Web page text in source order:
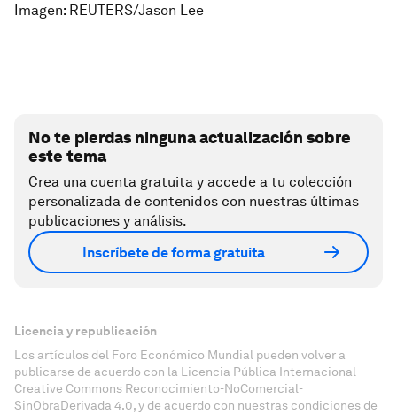
Imagen: REUTERS/Jason Lee
No te pierdas ninguna actualización sobre
este tema
Crea una cuenta gratuita y accede a tu colección
personalizada de contenidos con nuestras últimas
publicaciones y análisis.
Inscríbete de forma gratuita
Licencia y republicación
Los artículos del Foro Económico Mundial pueden volver a
publicarse de acuerdo con la Licencia Pública Internacional
Creative Commons Reconocimiento-NoComercial-
SinObraDerivada 4.0, y de acuerdo con nuestras condiciones de